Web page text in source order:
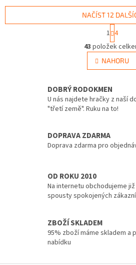
hraní a rozvoji důležitých
hraní
O
v
l
á
a
c
í
k
p
i
NAČÍST 12
t
r
á
n
k
v
á
n
í
1 4
43 položek
NAHORU
DOBRÝ RODOKMEN
U nás najdete hračky z naší
"třetí země". Ruku na to!
DOPRAVA ZDARMA
Doprava zdarma pro
OD ROKU 2010
Na internetu obchodujeme
spousty spokojených
ZBOŽÍ SKLADEM
95% zboží máme skladem a
nabídku